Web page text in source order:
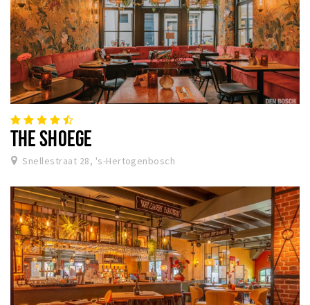
THE SHOEGE
Snellestraat 28, 's-Hertogenbosch